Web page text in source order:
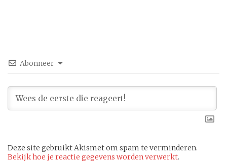
Abonneer
Deze site gebruikt Akismet om spam te verminderen.
Bekijk hoe je reactie gegevens worden verwerkt.